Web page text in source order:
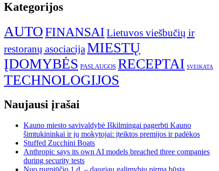
Kategorijos
AUTOFINANSAI Lietuvos viešbučių ir
restoranų asociacijaMIESTŲ
ĮDOMYBĖS PASLAUGOS RECEPTAI SVEIKATA
TECHNOLOGIJOS
Naujausi įrašai
Kauno miesto savivaldybė Iškilmingai pagerbti Kauno
šimtukininkai ir jų mokytojai: įteiktos premijos ir padėkos
Stuffed Zucchini Boats
Anthropic says its own AI models breached three companies
during security tests